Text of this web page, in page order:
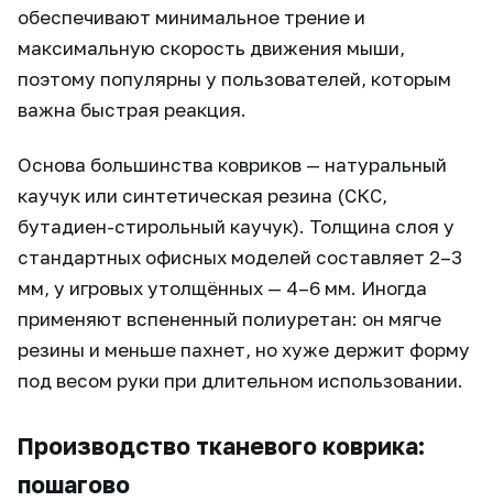
обеспечивают минимальное трение и
максимальную скорость движения мыши,
поэтому популярны у пользователей, которым
важна быстрая реакция.
Основа большинства ковриков — натуральный
каучук или синтетическая резина (СКС,
бутадиен-стирольный каучук). Толщина слоя у
стандартных офисных моделей составляет 2–3
мм, у игровых утолщённых — 4–6 мм. Иногда
применяют вспененный полиуретан: он мягче
резины и меньше пахнет, но хуже держит форму
под весом руки при длительном использовании.
Производство тканевого коврика:
пошагово